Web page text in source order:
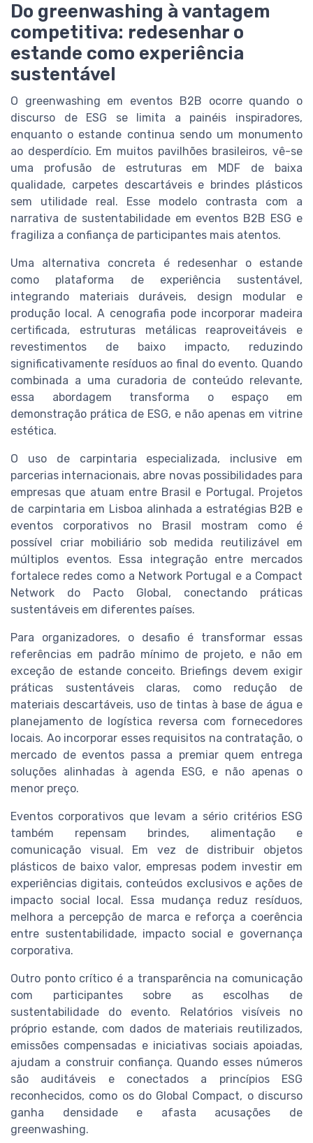
Do greenwashing à vantagem
competitiva: redesenhar o
estande como experiência
sustentável
O greenwashing em eventos B2B ocorre quando o
discurso de ESG se limita a painéis inspiradores,
enquanto o estande continua sendo um monumento
ao desperdício. Em muitos pavilhões brasileiros, vê-se
uma profusão de estruturas em MDF de baixa
qualidade, carpetes descartáveis e brindes plásticos
sem utilidade real. Esse modelo contrasta com a
narrativa de sustentabilidade em eventos B2B ESG e
fragiliza a confiança de participantes mais atentos.
Uma alternativa concreta é redesenhar o estande
como plataforma de experiência sustentável,
integrando materiais duráveis, design modular e
produção local. A cenografia pode incorporar madeira
certificada, estruturas metálicas reaproveitáveis e
revestimentos de baixo impacto, reduzindo
significativamente resíduos ao final do evento. Quando
combinada a uma curadoria de conteúdo relevante,
essa abordagem transforma o espaço em
demonstração prática de ESG, e não apenas em vitrine
estética.
O uso de carpintaria especializada, inclusive em
parcerias internacionais, abre novas possibilidades para
empresas que atuam entre Brasil e Portugal. Projetos
de carpintaria em Lisboa alinhada a estratégias B2B e
eventos corporativos no Brasil mostram como é
possível criar mobiliário sob medida reutilizável em
múltiplos eventos. Essa integração entre mercados
fortalece redes como a Network Portugal e a Compact
Network do Pacto Global, conectando práticas
sustentáveis em diferentes países.
Para organizadores, o desafio é transformar essas
referências em padrão mínimo de projeto, e não em
exceção de estande conceito. Briefings devem exigir
práticas sustentáveis claras, como redução de
materiais descartáveis, uso de tintas à base de água e
planejamento de logística reversa com fornecedores
locais. Ao incorporar esses requisitos na contratação, o
mercado de eventos passa a premiar quem entrega
soluções alinhadas à agenda ESG, e não apenas o
menor preço.
Eventos corporativos que levam a sério critérios ESG
também repensam brindes, alimentação e
comunicação visual. Em vez de distribuir objetos
plásticos de baixo valor, empresas podem investir em
experiências digitais, conteúdos exclusivos e ações de
impacto social local. Essa mudança reduz resíduos,
melhora a percepção de marca e reforça a coerência
entre sustentabilidade, impacto social e governança
corporativa.
Outro ponto crítico é a transparência na comunicação
com participantes sobre as escolhas de
sustentabilidade do evento. Relatórios visíveis no
próprio estande, com dados de materiais reutilizados,
emissões compensadas e iniciativas sociais apoiadas,
ajudam a construir confiança. Quando esses números
são auditáveis e conectados a princípios ESG
reconhecidos, como os do Global Compact, o discurso
ganha densidade e afasta acusações de
greenwashing.